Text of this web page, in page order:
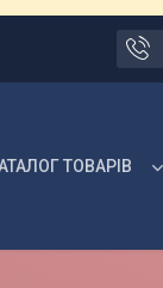
ТОВАРІВ